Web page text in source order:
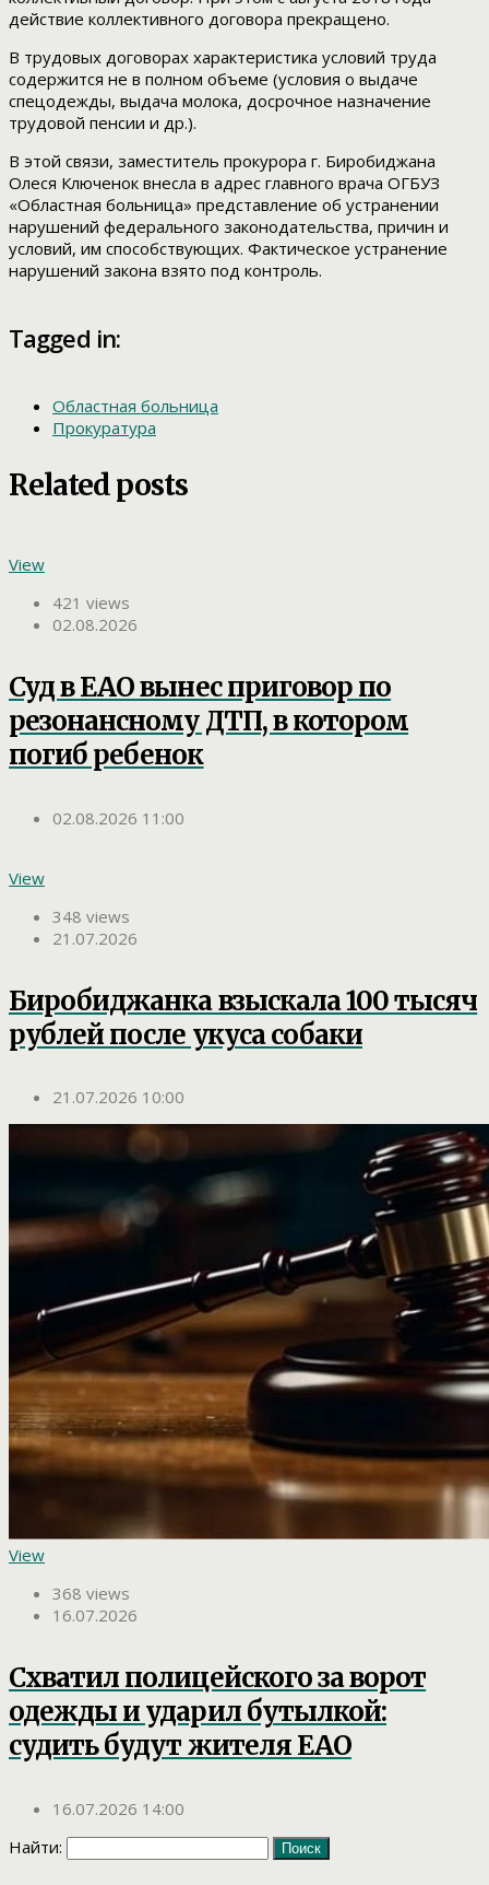
действие коллективного договора прекращено.
В трудовых договорах характеристика условий труда
содержится не в полном объеме (условия о выдаче
спецодежды, выдача молока, досрочное назначение
трудовой пенсии и др.).
В этой связи, заместитель прокурора г. Биробиджана
Олеся Ключенок внесла в адрес главного врача ОГБУЗ
«Областная больница» представление об устранении
нарушений федерального законодательства, причин и
условий, им способствующих. Фактическое устранение
нарушений закона взято под контроль.
Tagged in:
Областная больница
Прокуратура
Related posts
View
421 views
02.08.2026
Суд в ЕАО вынес приговор по
резонансному ДТП, в котором
погиб ребенок
02.08.2026 11:00
View
348 views
21.07.2026
Биробиджанка взыскала 100 тысяч
рублей после укуса собаки
21.07.2026 10:00
View
368 views
16.07.2026
Схватил полицейского за ворот
одежды и ударил бутылкой:
судить будут жителя ЕАО
16.07.2026 14:00
Найти: